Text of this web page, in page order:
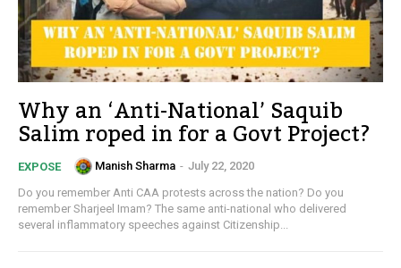
Why an ‘Anti-National’ Saquib
Salim roped in for a Govt Project?
EXPOSE Manish Sharma - July 22, 2020
Do you remember Anti CAA protests across the nation? Do you
remember Sharjeel Imam? The same anti-national who delivered
several inflammatory speeches against Citizenship...